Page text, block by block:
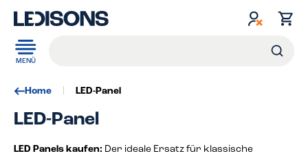
springen
MENÜ
Home LED-Panel
LED-Panel
LED Panels kaufen: Der ideale Ersatz für klassische